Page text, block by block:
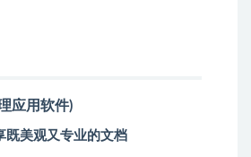
应用软件)
既美观又专业的文档